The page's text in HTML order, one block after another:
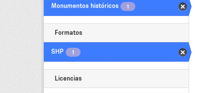
Monumentos históricos 1
Formatos
SHP 1
Licencias